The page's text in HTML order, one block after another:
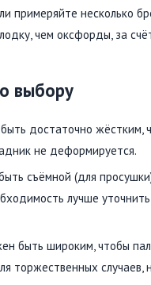
примеряйте несколько
чем оксфорды, за
выбору
достаточно жёстким,
не деформируется.
съёмной (для
лучше
быть широким, чтобы
торжественных случаев,